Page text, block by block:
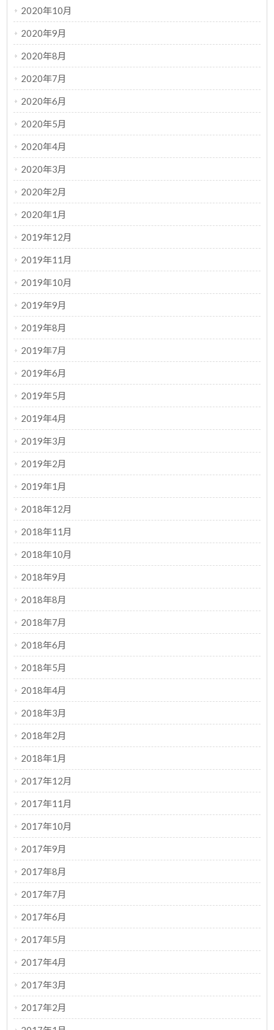
2020年10月
2020年9月
2020年8月
2020年7月
2020年6月
2020年5月
2020年4月
2020年3月
2020年2月
2020年1月
2019年12月
2019年11月
2019年10月
2019年9月
2019年8月
2019年7月
2019年6月
2019年5月
2019年4月
2019年3月
2019年2月
2019年1月
2018年12月
2018年11月
2018年10月
2018年9月
2018年8月
2018年7月
2018年6月
2018年5月
2018年4月
2018年3月
2018年2月
2018年1月
2017年12月
2017年11月
2017年10月
2017年9月
2017年8月
2017年7月
2017年6月
2017年5月
2017年4月
2017年3月
2017年2月